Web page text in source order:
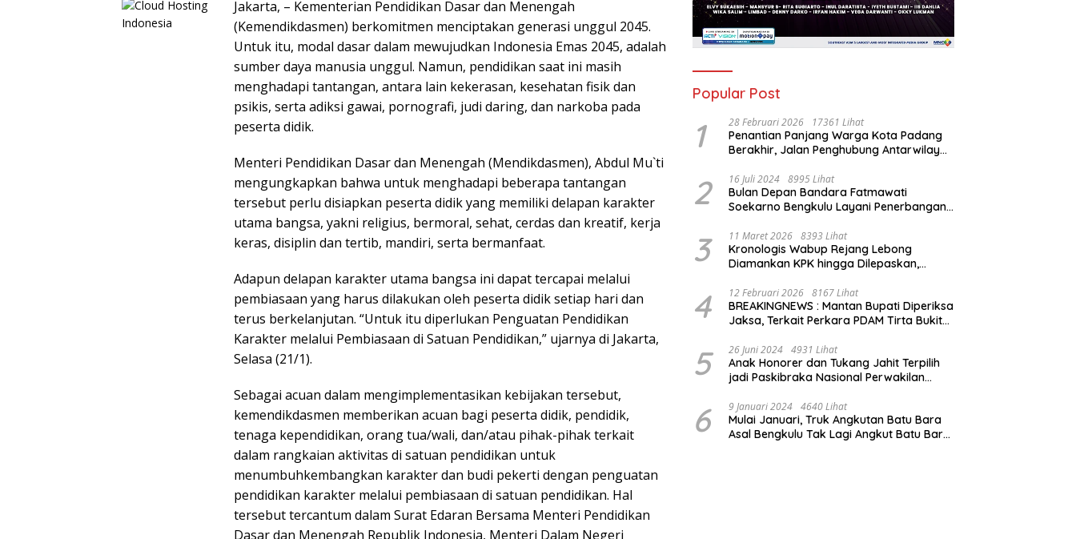
Jakarta, – Kementerian Pendidikan Dasar dan Menengah
(Kemendikdasmen) berkomitmen menciptakan generasi unggul 2045.
Untuk itu, modal dasar dalam mewujudkan Indonesia Emas 2045, adalah
sumber daya manusia unggul. Namun, pendidikan saat ini masih
menghadapi tantangan, antara lain kekerasan, kesehatan fisik dan
psikis, serta adiksi gawai, pornografi, judi daring, dan narkoba pada
peserta didik.
Menteri Pendidikan Dasar dan Menengah (Mendikdasmen), Abdul Mu`ti
mengungkapkan bahwa untuk menghadapi beberapa tantangan
tersebut perlu disiapkan peserta didik yang memiliki delapan karakter
utama bangsa, yakni religius, bermoral, sehat, cerdas dan kreatif, kerja
keras, disiplin dan tertib, mandiri, serta bermanfaat.
Adapun delapan karakter utama bangsa ini dapat tercapai melalui
pembiasaan yang harus dilakukan oleh peserta didik setiap hari dan
terus berkelanjutan. “Untuk itu diperlukan Penguatan Pendidikan
Karakter melalui Pembiasaan di Satuan Pendidikan,” ujarnya di Jakarta,
Selasa (21/1).
Sebagai acuan dalam mengimplementasikan kebijakan tersebut,
kemendikdasmen memberikan acuan bagi peserta didik, pendidik,
tenaga kependidikan, orang tua/wali, dan/atau pihak-pihak terkait
dalam rangkaian aktivitas di satuan pendidikan untuk
menumbuhkembangkan karakter dan budi pekerti dengan penguatan
pendidikan karakter melalui pembiasaan di satuan pendidikan. Hal
tersebut tercantum dalam Surat Edaran Bersama Menteri Pendidikan
Dasar dan Menengah Republik Indonesia, Menteri Dalam Negeri
Popular Post
1 28 Februari 2026 17361 Lihat
Penantian Panjang Warga Kota Padang
Berakhir, Jalan Penghubung Antarwilayah
2 16 Juli 2024 8995 Lihat
Bulan Depan Bandara Fatmawati
Soekarno Bengkulu Layani Penerbangan
3 11 Maret 2026 8393 Lihat
Kronologis Wabup Rejang Lebong
Diamankan KPK hingga Dilepaskan,
4 12 Februari 2026 8167 Lihat
BREAKINGNEWS : Mantan Bupati Diperiksa
Jaksa, Terkait Perkara PDAM Tirta Bukit
5 26 Juni 2024 4931 Lihat
Anak Honorer dan Tukang Jahit Terpilih
jadi Paskibraka Nasional Perwakilan
6 9 Januari 2024 4640 Lihat
Mulai Januari, Truk Angkutan Batu Bara
Asal Bengkulu Tak Lagi Angkut Batu Bara